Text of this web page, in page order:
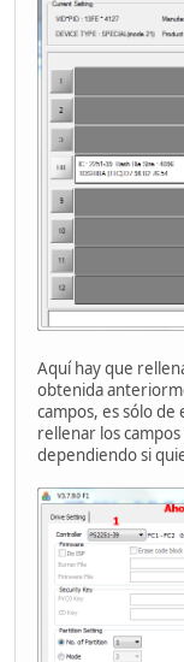
Aquí hay que
obtenida
campos, es sólo de
rellenar los
dependiendo si